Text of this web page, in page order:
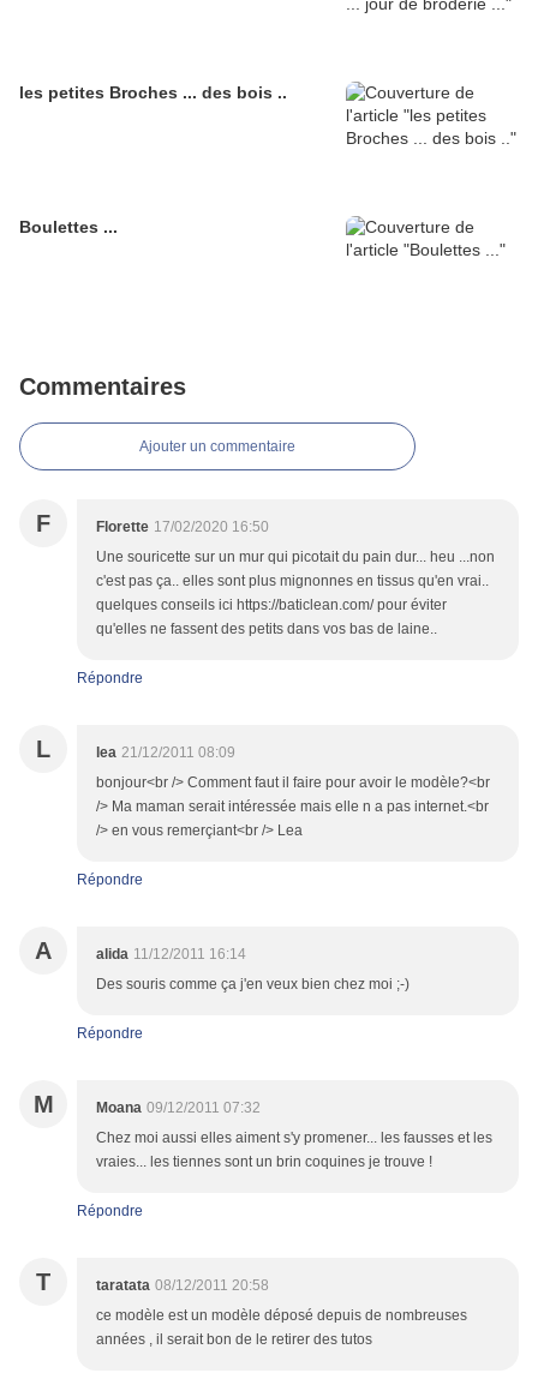
les petites Broches ... des bois ..
Boulettes ...
Commentaires
Ajouter un commentaire
F Florette 17/02/2020 16:50
Une souricette sur un mur qui picotait du pain dur... heu ...non
c'est pas ça.. elles sont plus mignonnes en tissus qu'en vrai..
quelques conseils ici https://baticlean.com/ pour éviter
qu'elles ne fassent des petits dans vos bas de laine..
Répondre
L lea 21/12/2011 08:09
bonjour<br /> Comment faut il faire pour avoir le modèle?<br
/> Ma maman serait intéressée mais elle n a pas internet.<br
/> en vous remerçiant<br /> Lea
Répondre
A alida 11/12/2011 16:14
Des souris comme ça j'en veux bien chez moi ;-)
Répondre
M Moana 09/12/2011 07:32
Chez moi aussi elles aiment s'y promener... les fausses et les
vraies... les tiennes sont un brin coquines je trouve !
Répondre
T taratata 08/12/2011 20:58
ce modèle est un modèle déposé depuis de nombreuses
années , il serait bon de le retirer des tutos